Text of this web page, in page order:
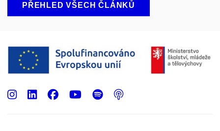
PŘEHLED VŠECH ČLÁNKŮ
Instagram
LinkedIn
Facebook
Youtube
Spotify
Podcast